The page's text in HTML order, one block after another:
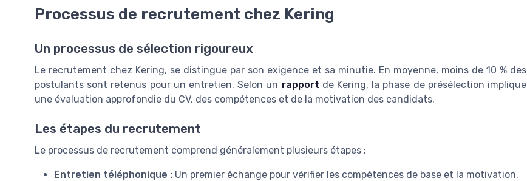
Processus de recrutement chez Kering
Un processus de sélection rigoureux
Le recrutement chez Kering, se distingue par son exigence et sa minutie. En moyenne, moins de 10 % des
postulants sont retenus pour un entretien. Selon un rapport de Kering, la phase de présélection implique
une évaluation approfondie du CV, des compétences et de la motivation des candidats.
Les étapes du recrutement
Le processus de recrutement comprend généralement plusieurs étapes :
Entretien téléphonique : Un premier échange pour vérifier les compétences de base et la motivation.